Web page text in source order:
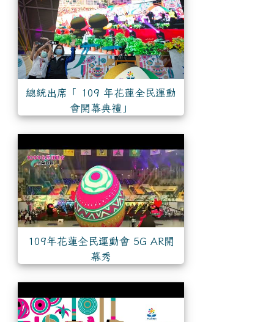
總統出席「 109 年花蓮全民運動
會開幕典禮」
109年花蓮全民運動會 5G AR開
幕秀